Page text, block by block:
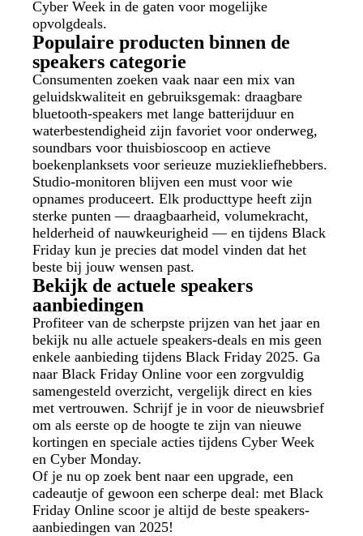
Cyber Week in de gaten voor mogelijke
opvolgdeals.
Populaire producten binnen de
speakers categorie
Consumenten zoeken vaak naar een mix van
geluidskwaliteit en gebruiksgemak: draagbare
bluetooth-speakers met lange batterijduur en
waterbestendigheid zijn favoriet voor onderweg,
soundbars voor thuisbioscoop en actieve
boekenplanksets voor serieuze muziekliefhebbers.
Studio‑monitoren blijven een must voor wie
opnames produceert. Elk producttype heeft zijn
sterke punten — draagbaarheid, volumekracht,
helderheid of nauwkeurigheid — en tijdens Black
Friday kun je precies dat model vinden dat het
beste bij jouw wensen past.
Bekijk de actuele speakers
aanbiedingen
Profiteer van de scherpste prijzen van het jaar en
bekijk nu alle actuele speakers-deals en mis geen
enkele aanbieding tijdens Black Friday 2025. Ga
naar Black Friday Online voor een zorgvuldig
samengesteld overzicht, vergelijk direct en kies
met vertrouwen. Schrijf je in voor de nieuwsbrief
om als eerste op de hoogte te zijn van nieuwe
kortingen en speciale acties tijdens Cyber Week
en Cyber Monday.
Of je nu op zoek bent naar een upgrade, een
cadeautje of gewoon een scherpe deal: met Black
Friday Online scoor je altijd de beste speakers-
aanbiedingen van 2025!